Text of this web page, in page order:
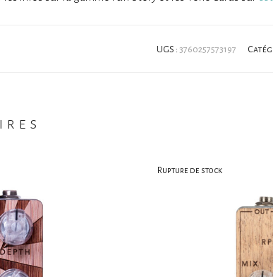
UGS : 3760257573197